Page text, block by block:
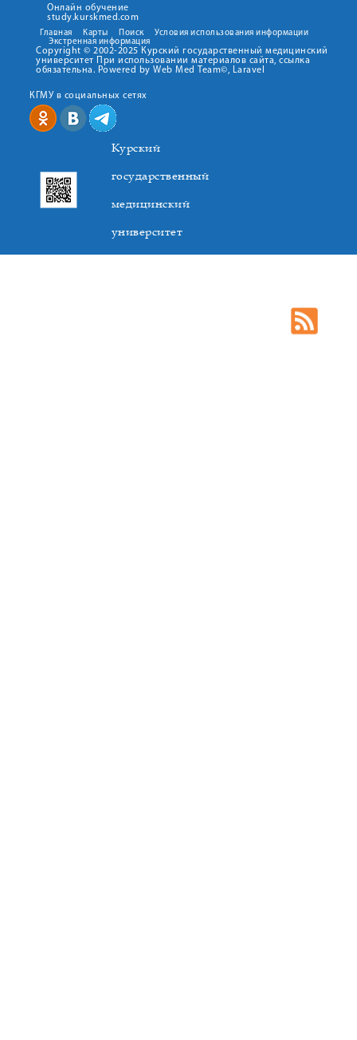
Онлайн обучение
study.kurskmed.com
Главная Карты Поиск
Условия использования информации
Экстренная информация
Copyright © 2002-2025 Курский государственный медицинский
университет При использовании материалов сайта, ссылка
обязательна. Powered by Web Med Team©, Laravel
КГМУ в социальных сетях
Курский
государственный
медицинский
университет